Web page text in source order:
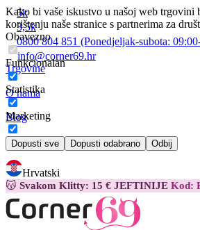
Kako bi vaše iskustvo u našoj web trgovini
korištenju naše stranice s partnerima za
Obavezno
Funkcionalan
Statistika
Marketing
Dopusti sve Dopusti odabrano Odbij
5k
3,5k
0800 804 851 (Ponedjeljak-subota:
info@corner69.hr
Trgovine
O nama
Blog
Kontakt
Hrvatski
😽 Svakom Klitty: 15 € JEFTINIJE Kod: